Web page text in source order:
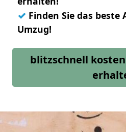
✓ Finden Sie das
Umzug!
blitzschnell